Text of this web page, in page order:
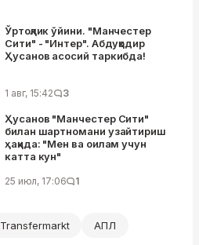
Ўртоқлик ўйини. "Манчестер
Сити" - "Интер". Абдуқодир
Ҳусанов асосий таркибда!
1 авг, 15:42 3
Ҳусанов "Манчестер Сити"
билан шартномани узайтириш
ҳақида: "Мен ва оилам учун
катта кун"
25 июл, 17:06 1
Transfermarkt
АПЛ